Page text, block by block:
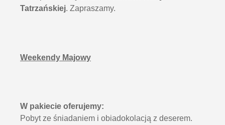
Tatrzańskiej. Zapraszamy.
Weekendy Majowy
W pakiecie oferujemy:
Pobyt ze śniadaniem i obiadokolacją z deserem.